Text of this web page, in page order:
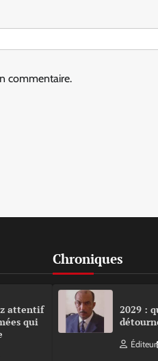
commentaire.
attentif
qui
Chroniques
2029 :
Éditeur